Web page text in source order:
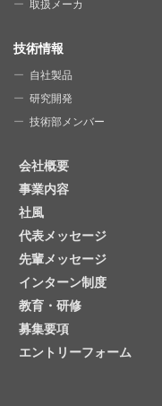
取扱メーカ
技術情報
自社製品
研究開発
技術部メンバー
会社概要
事業内容
社風
代表メッセージ
先輩メッセージ
インターン制度
教育・研修
募集要項
エントリーフォーム